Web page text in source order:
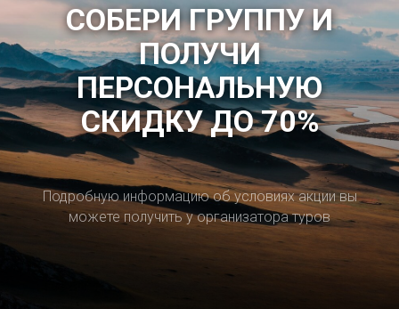
СОБЕРИ ГРУППУ И
ПОЛУЧИ
ПЕРСОНАЛЬНУЮ
СКИДКУ ДО 70%
Подробную информацию об условиях акции вы
можете получить у организатора туров